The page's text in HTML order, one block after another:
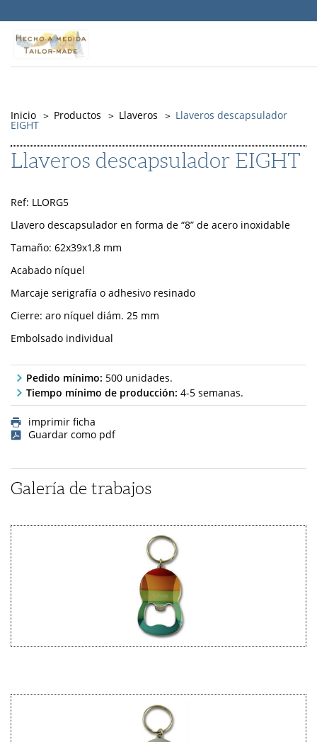
/srv/vhost/objepub.com/home/html/src/themes/Memory/
on line141
Inicio Productos Llaveros Llaveros descapsulador
EIGHT
Llaveros descapsulador EIGHT
Ref: LLORG5
Llavero descapsulador en forma de “8” de acero inoxidable
Tamaño: 62x39x1,8 mm
Acabado níquel
Marcaje serigrafía o adhesivo resinado
Cierre: aro níquel diám. 25 mm
Embolsado individual
Pedido mínimo: 500 unidades.
Tiempo mínimo de producción: 4-5 semanas.
imprimir ficha
Guardar como pdf
Galería de trabajos